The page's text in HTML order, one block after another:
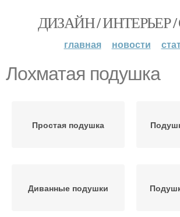
ДИЗАЙН / ИНТЕРЬЕР
главная новости
Лохматая подушка
Простая подушка
Диванные подушки